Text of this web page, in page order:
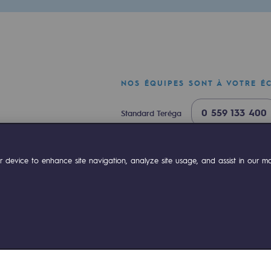
Compte Youtube
NOS ÉQUIPES SONT À VOTRE
Standard Teréga 0 559 133 400
to enhance site navigation, analyze site usage, and assist in our